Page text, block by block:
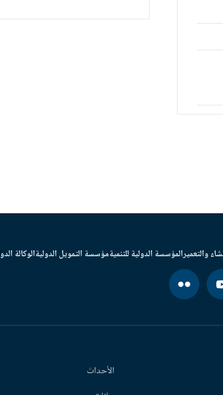
والتعميرالمؤسسة الدولية للتنميةمؤسسة التمويل الدوليةالوكالة
الأحداث